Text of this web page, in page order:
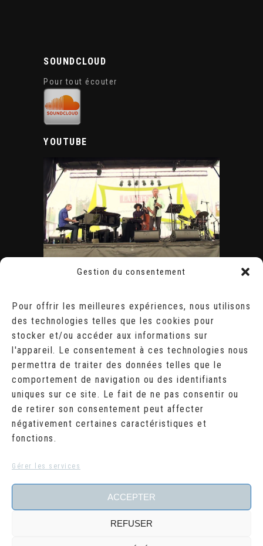
Gestion du consentement
Pour offrir les meilleures expériences, nous utilisons
des technologies telles que les cookies pour
stocker et/ou accéder aux informations sur
l'appareil. Le consentement à ces technologies nous
permettra de traiter des données telles que le
comportement de navigation ou des identifiants
uniques sur ce site. Le fait de ne pas consentir ou
de retirer son consentement peut affecter
négativement certaines caractéristiques et
fonctions.
Gérer les services
ACCEPTER
REFUSER
SOUNDCLOUD
Pour tout écouter
YOUTUBE
ÉVÈNEMENTS
AOÛT 2026
L M M J V S
D
1
2
3
4 5 6 7 8
9
10 11 12 13 14 15
16
17
18 19 20 21 22 23
24
25 26 27 28 29 30
« Juil
RECHERCHER
Search